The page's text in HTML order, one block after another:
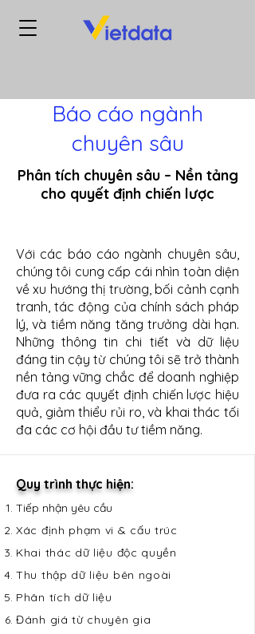
Báo cáo ngành
chuyên sâu
Phân tích chuyên sâu – Nền tảng
cho quyết định chiến lược
Với các báo cáo ngành chuyên sâu,
chúng tôi cung cấp cái nhìn toàn diện
về xu hướng thị trường, bối cảnh cạnh
tranh, tác động của chính sách pháp
lý, và tiềm năng tăng trưởng dài hạn.
Những thông tin chi tiết và dữ liệu
đáng tin cậy từ chúng tôi sẽ trở thành
nền tảng vững chắc để doanh nghiệp
đưa ra các quyết định chiến lược hiệu
quả, giảm thiểu rủi ro, và khai thác tối
đa các cơ hội đầu tư tiềm năng.
Quy trình thực hiện:
Tiếp nhận yêu cầu ​
Xác định phạm vi & cấu trúc
Khai thác dữ liệu độc quyền
Thu thập dữ liệu bên ngoài
Phân tích dữ liệu
Đánh giá từ chuyên gia